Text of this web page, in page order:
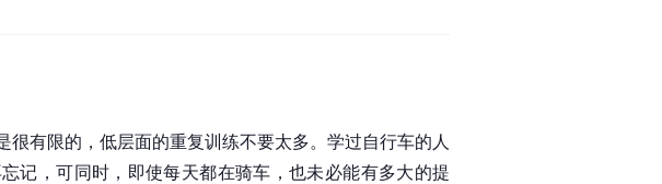
很有限的，低层面的重复训练不要太多。学过自行车的人
记，可同时，即使每天都在骑车，也未必能有多大的提